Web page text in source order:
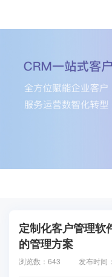
定制化客户管理软
的管理方案
浏览数：643 发布时间